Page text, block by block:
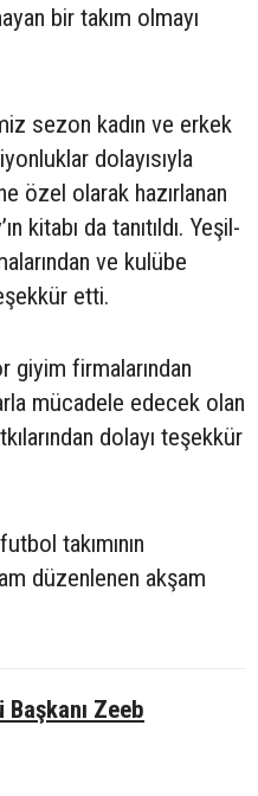
bir takım olmayı
sezon kadın ve erkek
dolayısıyla
özel olarak hazırlanan
kitabı da tanıtıldı. Yeşil-
ve kulübe
etti.
giyim firmalarından
mücadele edecek olan
dolayı teşekkür
takımının
düzenlenen akşam
Zeeb